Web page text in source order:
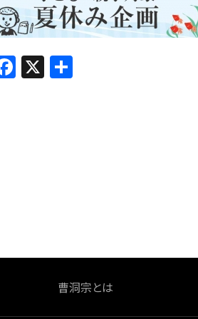
F
a
X
曹洞宗とは